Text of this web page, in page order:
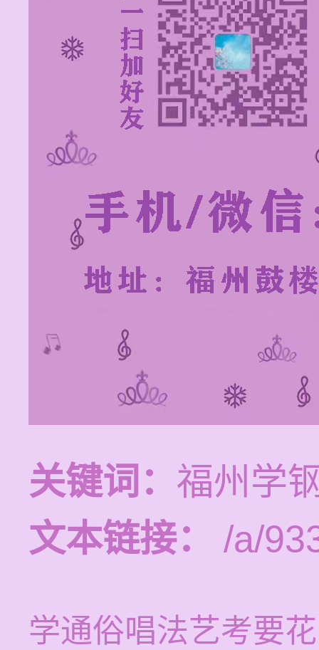
关键词： 福州学
文本链接：
/a/
学通俗唱法艺考要